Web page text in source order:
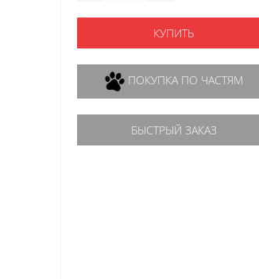
КУПИТЬ
ПОКУПКА ПО ЧАСТЯМ
БЫСТРЫЙ ЗАКАЗ